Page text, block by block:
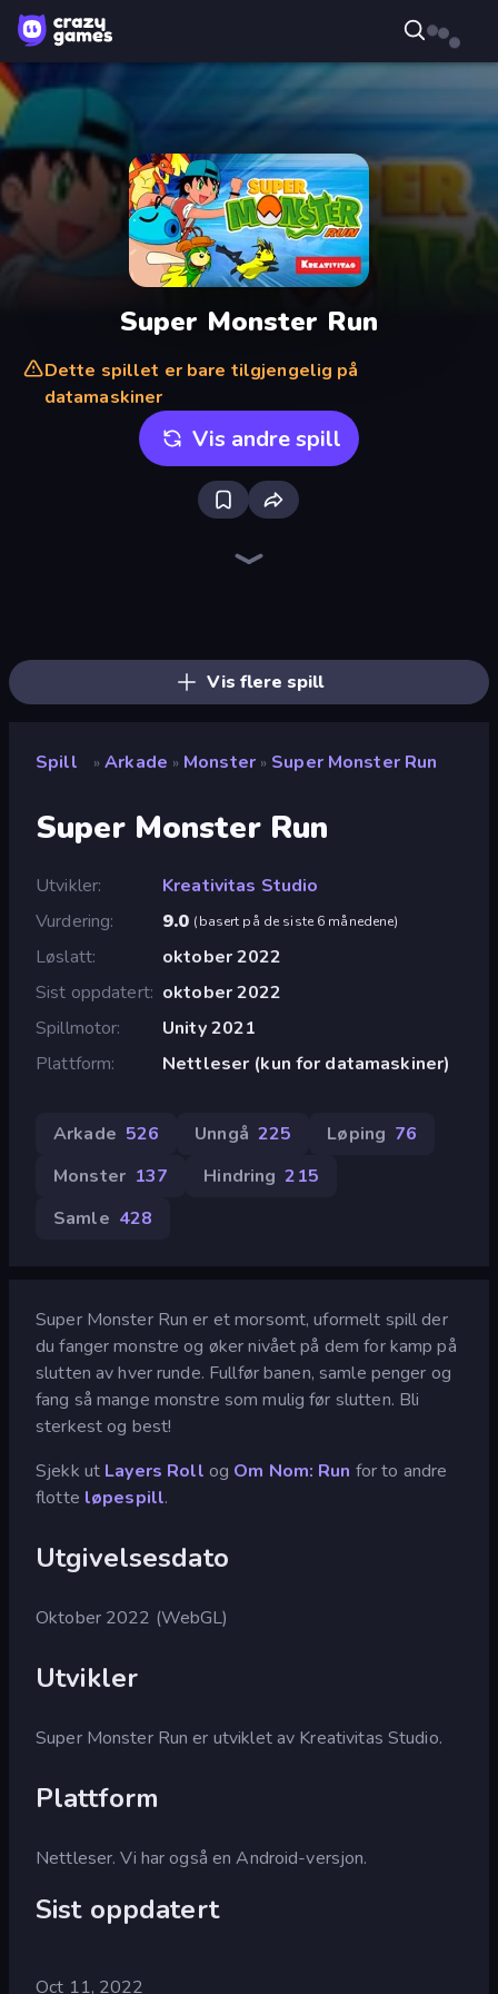
Super Monster Run
Dette spillet er bare tilgjengelig på
datamaskiner
Vis andre spill
Vis flere spill
Spill » Arkade » Monster » Super Monster Run
Super Monster Run
Utvikler
Kreativitas Studio
Vurdering
9.0 (basert på de siste 6 månedene)
Løslatt
oktober 2022
Sist oppdatert oktober 2022
Spillmotor
Unity 2021
Plattform
Nettleser (kun for datamaskiner)
Arkade 526 Unngå 225 Løping 76
Monster 137 Hindring 215
Samle 428
Super Monster Run er et morsomt, uformelt spill der
du fanger monstre og øker nivået på dem for kamp på
slutten av hver runde. Fullfør banen, samle penger og
fang så mange monstre som mulig før slutten. Bli
sterkest og best!
Sjekk ut Layers Roll og Om Nom: Run for to andre
flotte løpespill.
Utgivelsesdato
Oktober 2022 (WebGL)
Utvikler
Super Monster Run er utviklet av Kreativitas Studio.
Plattform
Nettleser. Vi har også en Android-versjon.
Sist oppdatert
Oct 11, 2022